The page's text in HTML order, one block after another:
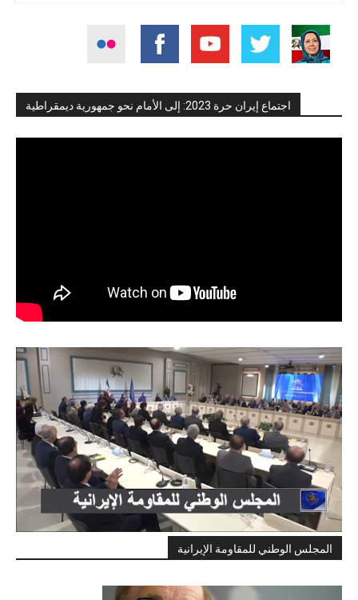
اجتماع إيران حرة 2023: إلى الأمام نحو جمهورية ديمقراطية
المجلس الوطني للمقاومة الإيرانية